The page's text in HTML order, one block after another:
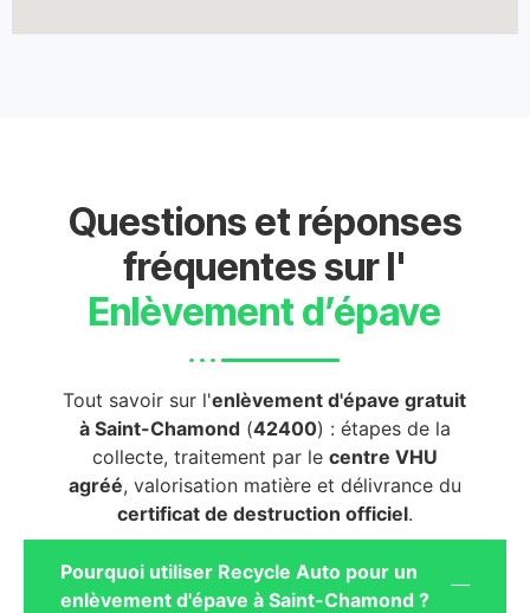
Questions et réponses
fréquentes sur l'
Enlèvement d’épave
Tout savoir sur l'enlèvement d'épave gratuit
à Saint-Chamond(42400) : étapes de la
collecte, traitement par le centre VHU
agréé, valorisation matière et délivrance du
certificat de destruction officiel.
Pourquoi utiliser Recycle Auto pour un
enlèvement d'épave à Saint-Chamond ?